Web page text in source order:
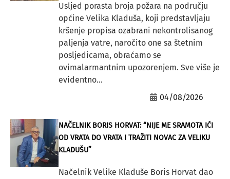
Usljed porasta broja požara na području
općine Velika Kladuša, koji predstavljaju
kršenje propisa ozabrani nekontrolisanog
paljenja vatre, naročito one sa štetnim
posljedicama, obraćamo se
ovimalarmantnim upozorenjem. Sve više je
evidentno...
04/08/2026
NAČELNIK BORIS HORVAT: “NIJE ME SRAMOTA IĆI
OD VRATA DO VRATA I TRAŽITI NOVAC ZA VELIKU
KLADUŠU”
Načelnik Velike Kladuše Boris Horvat dao